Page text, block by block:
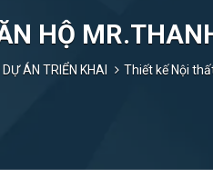
HỘ
ÁN TRIỂN KHAI Thiết kế Nội